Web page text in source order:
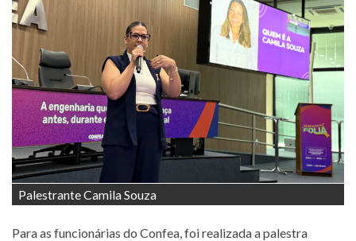
Palestrante Camila Souza
Para as funcionárias do Confea, foi realizada a palestra